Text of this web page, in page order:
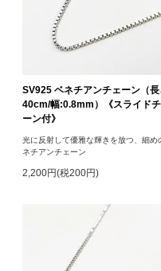
SV925 ベネチアンチェーン（長
40cm/幅:0.8mm）《スライド
ーン付》
光に反射して優雅な輝きを放つ、細め
ネチアンチェーン
2,200円(税200円)